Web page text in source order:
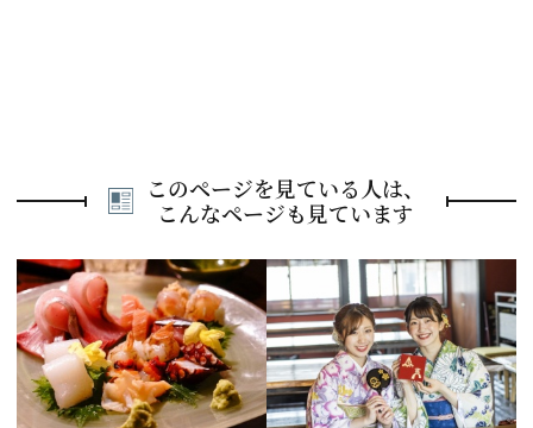
このページを見ている人は、
こんなページも見ています
P
r
e
v
i
o
u
e
x
t